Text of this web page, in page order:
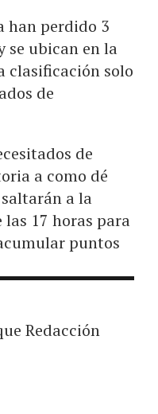
han perdido 3
se ubican en la
clasificación solo
de
de
a como dé
a la
las 17 horas para
puntos
Redacción